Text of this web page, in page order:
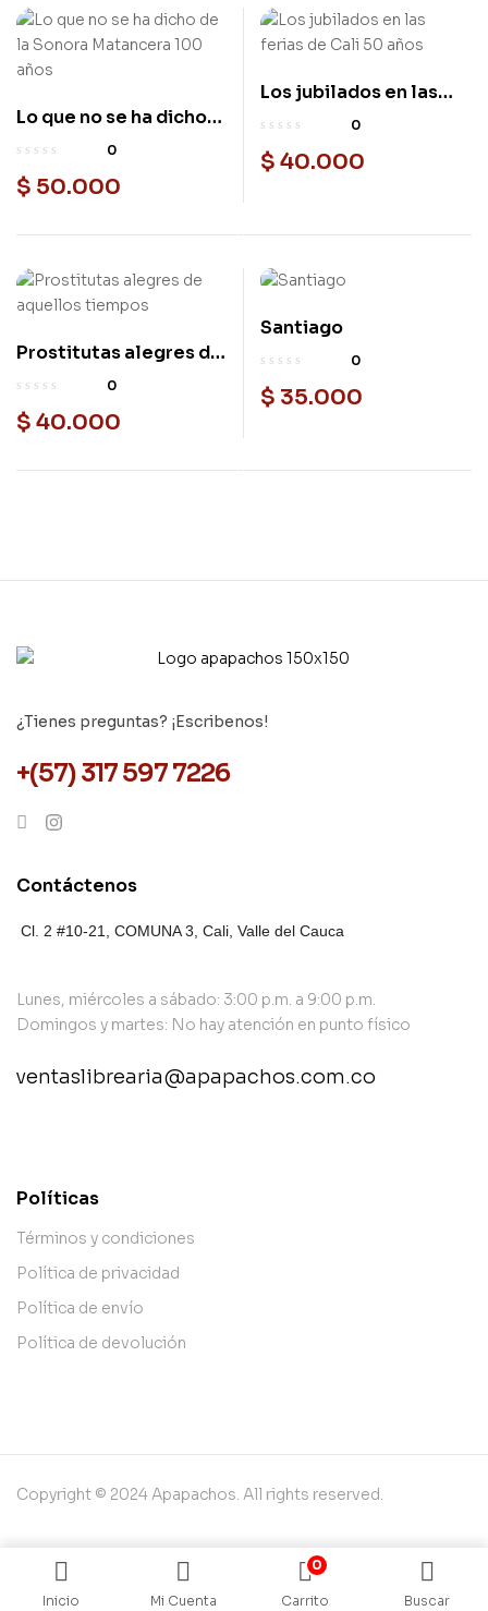
Nuevo
Lo que no se ha dicho
de la Sonora
0
$ 50.000
Nuevo
Los jubilados en las
ferias de Cali 50 años
0
$ 40.000
Nuevo
Prostitutas alegres de
aquellos tiempos
0
$ 40.000
Nuevo
Santiago
0
$ 35.000
Shop Account Search Wishlist
¿Tienes preguntas? ¡Escribenos!
+(57) 317 597 7226
Contáctenos
Cl. 2 #10-21, COMUNA 3, Cali, Valle del Cauca
Lunes, miércoles a sábado: 3:00 p.m. a 9:00 p.m.
Domingos y martes: No hay atención en punto físico
ventaslibrearia@apapachos.com.co
Políticas
Términos y condiciones
Política de privacidad
Política de envío
Política de devolución
Copyright © 2024 Apapachos. All rights reserved.
Inicio Mi Cuenta
0
Carrito Buscar